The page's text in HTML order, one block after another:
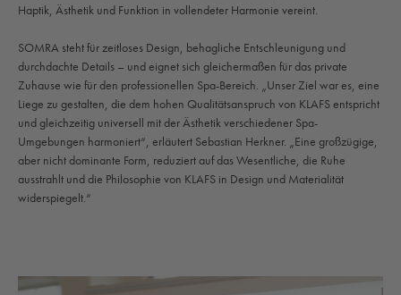
Haptik, Ästhetik und Funktion in vollendeter Harmonie vereint.
SOMRA steht für zeitloses Design, behagliche Entschleunigung und
durchdachte Details – und eignet sich gleichermaßen für das private
Zuhause wie für den professionellen Spa-Bereich. „Unser Ziel war es, eine
Liege zu gestalten, die dem hohen Qualitätsanspruch von KLAFS entspricht
und gleichzeitig universell mit der Ästhetik verschiedener Spa-
Umgebungen harmoniert“, erläutert Sebastian Herkner. „Eine großzügige,
aber nicht dominante Form, reduziert auf das Wesentliche, die Ruhe
ausstrahlt und die Philosophie von KLAFS in Design und Materialität
widerspiegelt.“